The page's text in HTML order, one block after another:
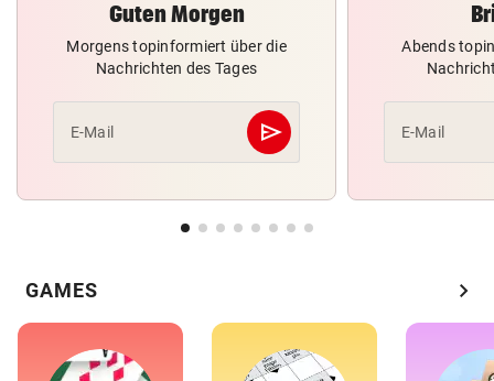
Guten Morgen
Morgens topinformiert über die
Nachrichten des Tages
E-Mail send
Abschicken
Abends
E-Mail
GAMES chevron_right